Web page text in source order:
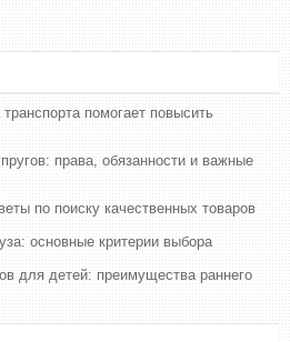
помогает повысить
права, обязанности и важные
по поиску качественных товаров
основные критерии выбора
для детей: преимущества раннего